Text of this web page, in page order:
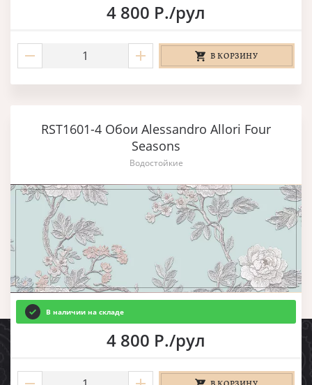
4 800 Р./рул
В КОРЗИНУ
RST1601-4 Обои Alessandro Allori Four
Seasons
Водостойкие
В наличии на складе
4 800 Р./рул